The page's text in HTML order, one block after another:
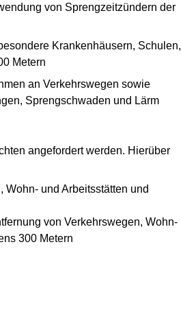
von Sprengzeitzündern der
Krankenhäusern, Schulen,
Metern
an Verkehrswegen sowie
Sprengschwaden und Lärm
angefordert werden. Hierüber
und Arbeitsstätten und
von Verkehrswegen, Wohn-
300 Metern